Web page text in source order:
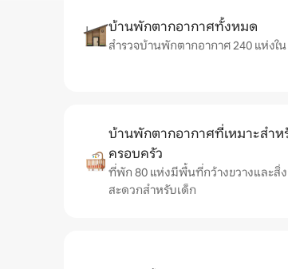
บ้านพักตากอากาศทั้งหมด
สำรวจบ้านพักตากอากาศ 240 แห่งใ
บ้านพักตากอากาศที่เหมาะสำห
ครอบครัว
ที่พัก 80 แห่งมีพื้นที่กว้างขวางและสิ่
สะดวกสำหรับเด็ก